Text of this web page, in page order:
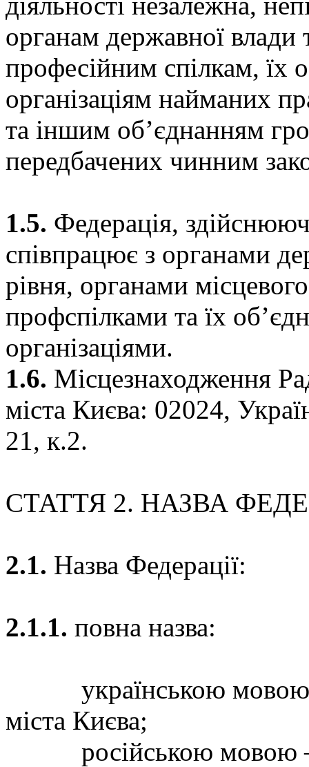
органам державної влади
професійним спілкам, їх
організаціям найманих
та іншим об’єднанням
передбачених чинним
1.5. Федерація,
співпрацює з органами
рівня, органами
профспілками та їх
організаціями.
1.6. Місцезнаходження
міста Києва: 02024,
21, к.2.
СТАТТЯ 2. НАЗВА
2.1. Назва Федерації:
2.1.1. повна назва:
українською мовою –
міста Києва;
російською мовою –